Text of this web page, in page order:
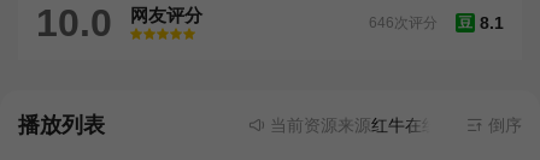
10.0 网友评分
很差
较差还行推荐力荐
豆 8.1
646次评分
播放列表 当前资源来源红牛在线 - 无需安装任
倒序